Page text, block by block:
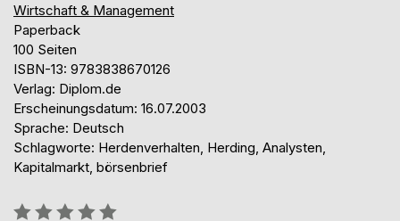
Wirtschaft & Management
Paperback
100 Seiten
ISBN-13: 9783838670126
Verlag: Diplom.de
Erscheinungsdatum: 16.07.2003
Sprache: Deutsch
Schlagworte: Herdenverhalten, Herding, Analysten,
Kapitalmarkt, börsenbrief
Bewertung::